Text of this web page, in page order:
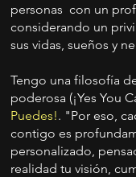
personas con un
considerando un
sus vidas, sueños y
Tengo una filosofía
poderosa (¡Yes You
Puedes!​. "Por eso,
contigo es
personalizado,
realidad tu visión,